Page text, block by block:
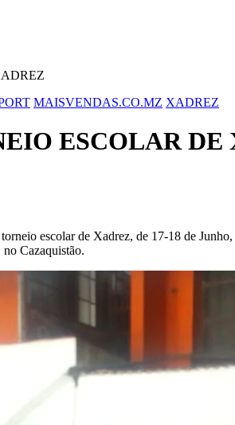
MAISVENDAS.CO.MZ XADREZ
ESCOLAR DE
escolar de Xadrez, de 17-18 de
Cazaquistão.